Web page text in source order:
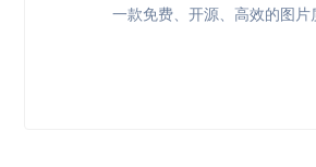
一款免费、开源、高效的图